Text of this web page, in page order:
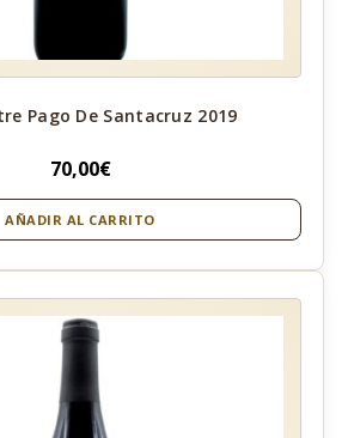
Pago De Santacruz 2019
70,00€
AÑADIR AL CARRITO